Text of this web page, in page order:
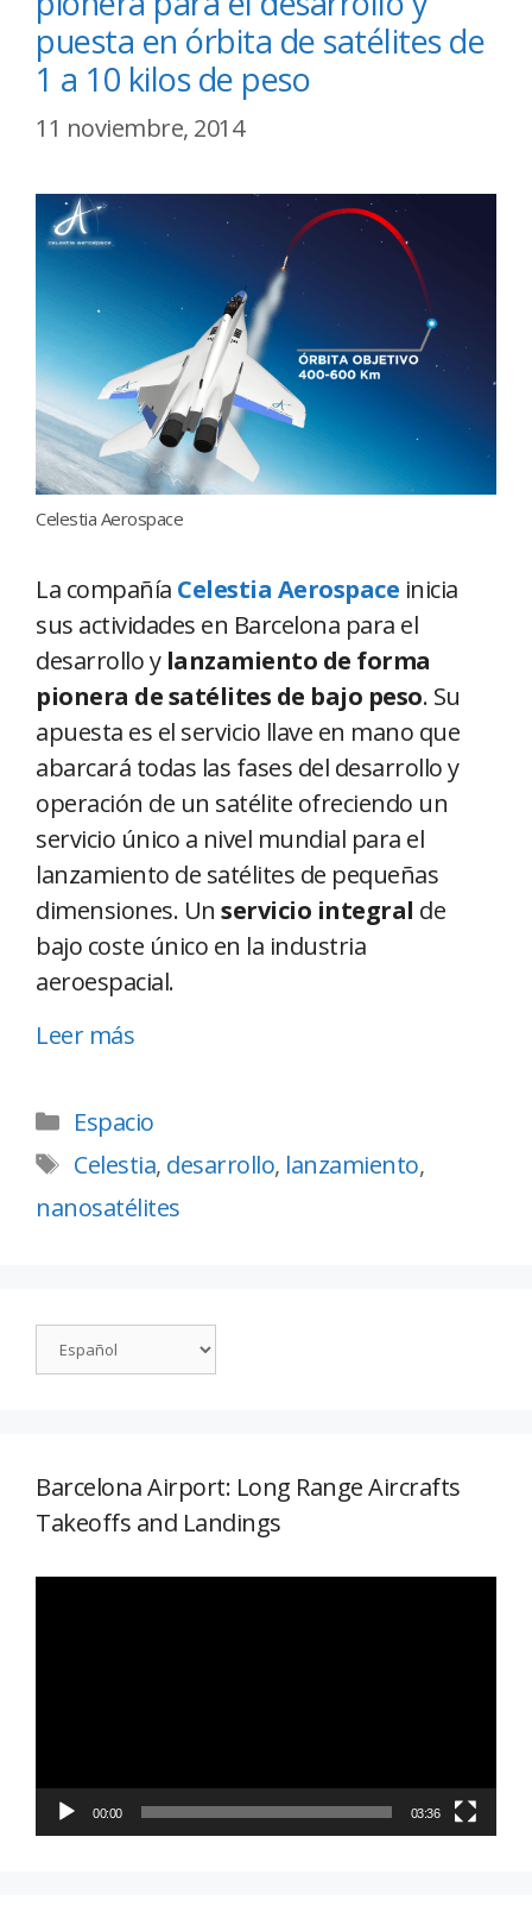
puesta en órbita de satélites de
1 a 10 kilos de peso
11 noviembre, 2014
Celestia Aerospace
La compañía Celestia Aerospace inicia
sus actividades en Barcelona para el
desarrollo y lanzamiento de forma
pionera de satélites de bajo peso. Su
apuesta es el servicio llave en mano que
abarcará todas las fases del desarrollo y
operación de un satélite ofreciendo un
servicio único a nivel mundial para el
lanzamiento de satélites de pequeñas
dimensiones. Un servicio integral de
bajo coste único en la industria
aeroespacial.
Leer más
Espacio
Celestia, desarrollo, lanzamiento,
nanosatélites
Barcelona Airport: Long Range Aircrafts
Takeoffs and Landings
00:00 03:36